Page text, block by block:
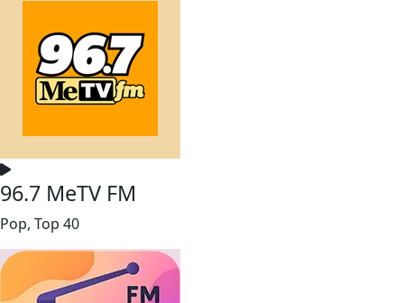
96.7 MeTV FM
Pop, Top 40